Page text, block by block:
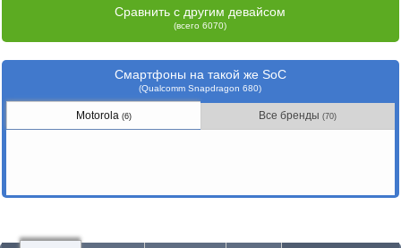
Сравнить с другим девайсом
(всего 6070)
Смартфоны на такой же SoC
(Qualcomm Snapdragon 680)
Motorola (6) Все бренды(70)